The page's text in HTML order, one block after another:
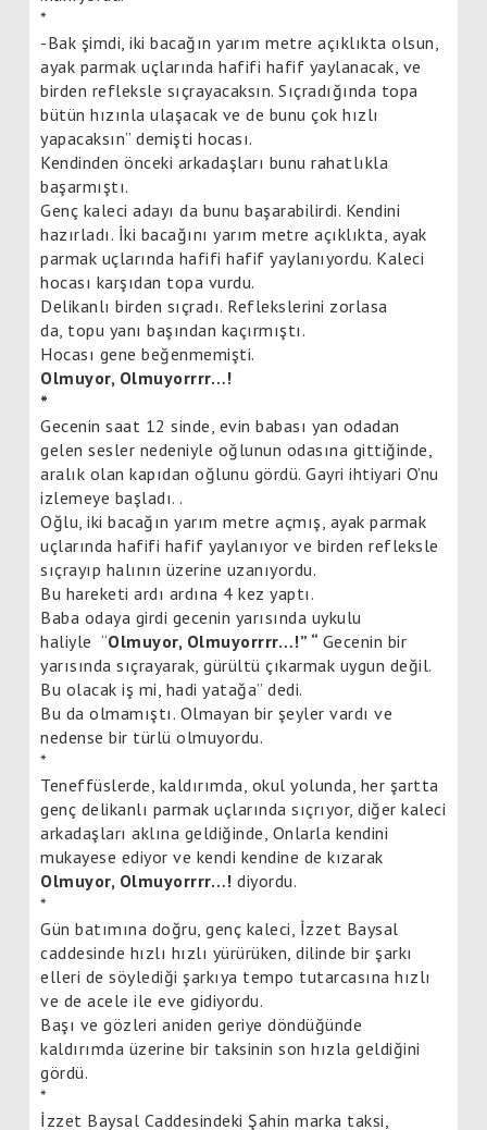
*
-Bak şimdi, iki bacağın yarım metre açıklıkta olsun,
ayak parmak uçlarında hafifi hafif yaylanacak, ve
birden refleksle sıçrayacaksın. Sıçradığında topa
bütün hızınla ulaşacak ve de bunu çok hızlı
yapacaksın” demişti hocası.
Kendinden önceki arkadaşları bunu rahatlıkla
başarmıştı.
Genç kaleci adayı da bunu başarabilirdi. Kendini
hazırladı. İki bacağını yarım metre açıklıkta, ayak
parmak uçlarında hafifi hafif yaylanıyordu. Kaleci
hocası karşıdan topa vurdu.
Delikanlı birden sıçradı. Reflekslerini zorlasa
da, topu yanı başından kaçırmıştı.
Hocası gene beğenmemişti.
Olmuyor, Olmuyorrrr…!
*
Gecenin saat 12 sinde, evin babası yan odadan
gelen sesler nedeniyle oğlunun odasına gittiğinde,
aralık olan kapıdan oğlunu gördü. Gayri ihtiyari O’nu
izlemeye başladı. .
Oğlu, iki bacağın yarım metre açmış, ayak parmak
uçlarında hafifi hafif yaylanıyor ve birden refleksle
sıçrayıp halının üzerine uzanıyordu.
Bu hareketi ardı ardına 4 kez yaptı.
Baba odaya girdi gecenin yarısında uykulu
haliyle “Olmuyor, Olmuyorrrr…!” “ Gecenin bir
yarısında sıçrayarak, gürültü çıkarmak uygun değil.
Bu olacak iş mi, hadi yatağa” dedi.
Bu da olmamıştı. Olmayan bir şeyler vardı ve
nedense bir türlü olmuyordu.
*
Teneffüslerde, kaldırımda, okul yolunda, her şartta
genç delikanlı parmak uçlarında sıçrıyor, diğer kaleci
arkadaşları aklına geldiğinde, Onlarla kendini
mukayese ediyor ve kendi kendine de kızarak
Olmuyor, Olmuyorrrr…! diyordu.
*
Gün batımına doğru, genç kaleci, İzzet Baysal
caddesinde hızlı hızlı yürürüken, dilinde bir şarkı
elleri de söylediği şarkıya tempo tutarcasına hızlı
ve de acele ile eve gidiyordu.
Başı ve gözleri aniden geriye döndüğünde
kaldırımda üzerine bir taksinin son hızla geldiğini
gördü.
*
İzzet Baysal Caddesindeki Şahin marka taksi,